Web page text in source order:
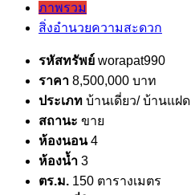
ภาพรวม
สิ่งอำนวยความสะดวก
รหัสทรัพย์ worapat990
ราคา 8,500,000 บาท
ประเภท บ้านเดี่ยว/ บ้านแฝด
สถานะ ขาย
ห้องนอน 4
ห้องน้ำ 3
ตร.ม. 150 ตารางเมตร